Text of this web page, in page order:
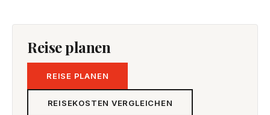
Reise planen
REISE PLANEN
REISEKOSTEN VERGLEICHEN